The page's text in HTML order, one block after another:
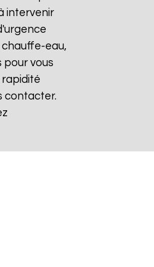
intervenir
eau,
pour vous
contacter.